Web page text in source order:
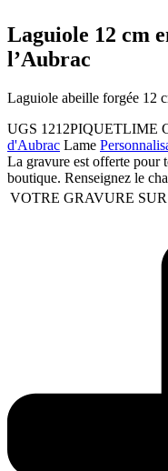
Laguiole 12 cm
l’Aubrac
Laguiole abeille forgée 12
UGS 1212PIQUETLIME
d'Aubrac Lame
La gravure est offerte pour
boutique. Renseignez le
VOTRE GRAVURE